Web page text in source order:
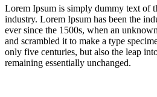
Lorem Ipsum is simply dummy text of
industry. Lorem Ipsum has been the
ever since the 1500s, when an
and scrambled it to make a type
only five centuries, but also the leap
remaining essentially unchanged.